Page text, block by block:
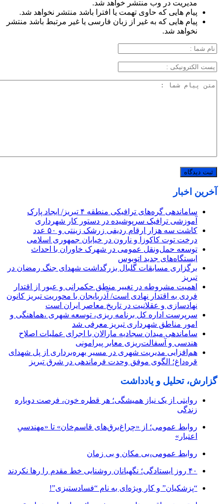
مدیریت در وب منتشر خواهد شد.
پیام هایی که حاوی تهمت یا افترا باشد منتشر نخواهد شد.
پیام هایی که به غیر از زبان فارسی یا غیر مرتبط باشد منتشر
نخواهد شد.
آخرین اخبار
ساماندهی گره‌های ترافیکی منطقه ۴ تبریز/ ایجاد پارک
آموزشی ترافیک سرپوشیده در دستور کار شهرداری
کاشت سه هزار ارقام ردیفی زرشک زینتی و ۵۰ عدد
درخت توت کاکوزا و نارون در خیابان جمهوری اسلامی
توسعه حمل‌ونقل عمومی در شهرک خاوران با احداث
ایستگاه‌های جدید اتوبوس
برگزاری مسابقات گلبال بزرگداشت شهدای جنگ رمضان در
تبریز
اهمیت مشروطه در تغییر منطق حکمرانی و عبور از اقتدار
فردی به اقتدار نهادی است/ آذربایجان با محوریت تبریز کانون
نهادسازی و عقلانیت در تاریخ معاصر ایران است
سرپرست اداره کل برنامه ریزی، توسعه شهری ،هماهنگی و
امور مناطق شهرداری تبریز معرفی شد
ساماندهی میدان سجادیه مارالان با اجرای عملیات اصلاح
هندسی و آسفالت‌ریزی معابر پیرامونی
هم‌افزایی مدیریت شهری در مسیر بهره‌برداری از پل شهدای
قره‌داغ؛ الگوی موفق وحدت فرماندهی در شرق تبریز
گزارش، تحلیل و یادداشت
روایتی از یک نیاز همیشگی؛ هر قطره خون، فرصت دوباره
زندگی
روابط عمومی؛ از «چراغ‌برق‌های قاسم‌خان» تا «مهندسیِ
اعتبار»
روابط عمومی،بی مکان و بی زمان
۴۰ روز ایستادگی؛ نگهبانان روشنایی خط مقدم را رها نکردند
“پزشکیان” و کار ویژه‌ای به نام “فسادستیزی”!